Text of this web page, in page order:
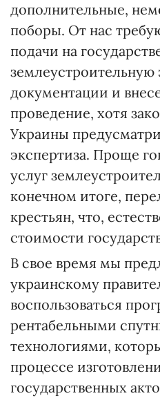
дополнительные,
поборы. От нас
подачи на
землеустроительную
документации и
проведение, хотя
Украины
экспертиза. Проще
услуг
конечном итоге,
крестьян, что,
стоимости
В свое время мы
украинскому
воспользоваться
рентабельными
технологиями,
процессе
государственных